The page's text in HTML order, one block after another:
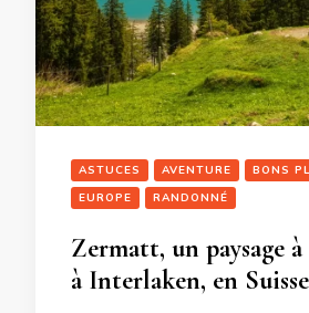
ASTUCES AVENTURE
BONS
EUROPE
RANDONNÉ
Zermatt, un paysage
à Interlaken, en Suisse